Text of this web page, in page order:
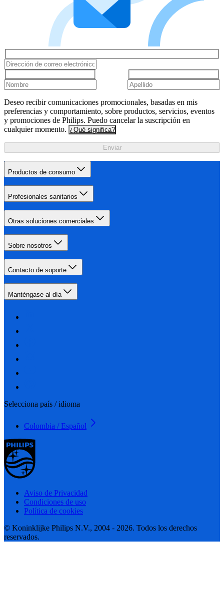
Deseo recibir comunicaciones promocionales, basadas en mis
preferencias y comportamiento, sobre productos, servicios, eventos
y promociones de Philips. Puedo cancelar la suscripción en
cualquier momento. ¿Qué significa?
Enviar
Productos de consumo
Profesionales sanitarios
Otras soluciones comerciales
Sobre nosotros
Contacto de soporte
Manténgase al día
Selecciona país / idioma
Colombia / Español
Aviso de Privacidad
Condiciones de uso
Política de cookies
© Koninklijke Philips N.V., 2004 - 2026. Todos los derechos
reservados.